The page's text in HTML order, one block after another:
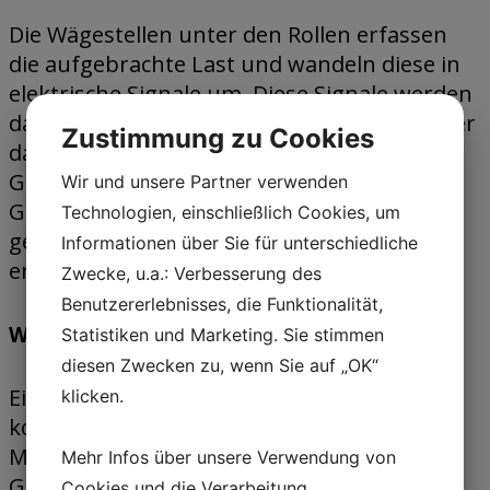
Die Wägestellen unter den Rollen erfassen
die aufgebrachte Last und wandeln diese in
elektrische Signale um. Diese Signale werden
dann an einen Mikroprozessor gesendet, der
das Gewicht des Materials berechnet.
Gleichzeitig misst der Tachometer die
Geschwindigkeit des Förderbands, was eine
genaue Berechnung des Materialflusses
ermöglicht.
Was ist eine Förderbandwaage?
Eine Förderbandwaage ist ein Gerät zur
kontinuierlichen Messung des
Materialgewichts auf einem Förderband. Im
Zustimmung zu Cookies
Wir und unsere Partner verwenden
Technologien, einschließlich Cookies, um
Informationen über Sie für unterschiedliche
Zwecke, u.a.: Verbesserung des
Benutzererlebnisses, die Funktionalität,
Statistiken und Marketing. Sie stimmen
diesen Zwecken zu, wenn Sie auf „OK“
klicken.
Mehr Infos über unsere Verwendung von